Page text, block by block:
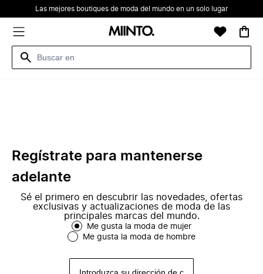
Las mejores boutiques de moda del mundo en un solo lugar
Regístrate para mantenerse
adelante
Sé el primero en descubrir las novedades, ofertas
exclusivas y actualizaciones de moda de las
principales marcas del mundo.
Me gusta la moda de mujer
Me gusta la moda de hombre